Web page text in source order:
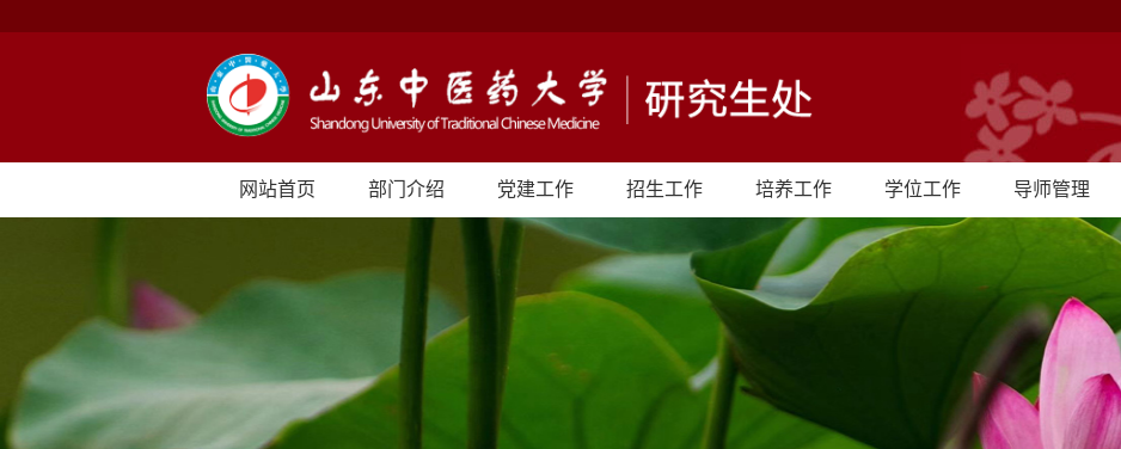
网站首页 部门介绍 党建工作 招生工作 培养工作 学位工作 导师管理